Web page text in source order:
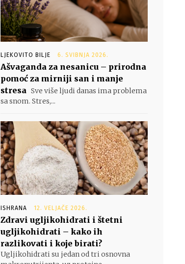
LJEKOVITO BILJE 6. SVIBNJA 2026.
Ašvaganda za nesanicu – prirodna
pomoć za mirniji san i manje
stresa Sve više ljudi danas ima problema
sa snom. Stres,...
ISHRANA 12. VELJAČE 2026.
Zdravi ugljikohidrati i štetni
ugljikohidrati – kako ih
razlikovati i koje birati?
Ugljikohidrati su jedan od tri osnovna